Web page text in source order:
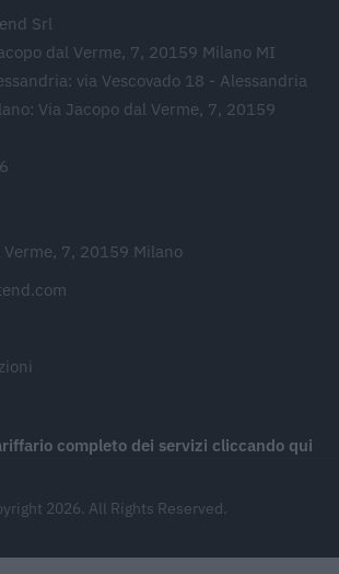
Srl
dal Verme, 7, 20159 Milano MI
via Vescovado 18 - Alessandria
Via Jacopo dal Verme, 7, 20159
Verme, 7, 20159 Milano
completo dei servizi cliccando qui
2026. All Rights Reserved.